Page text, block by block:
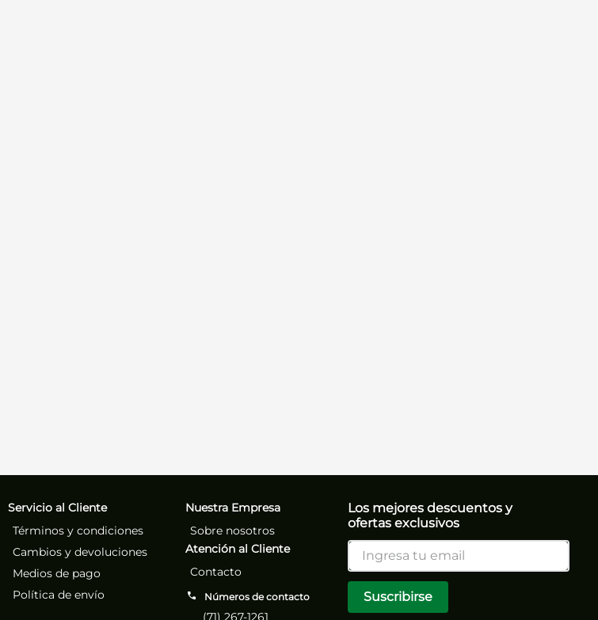
Servicio al Cliente
Términos y condiciones
Cambios y devoluciones
Medios de pago
Política de envío
Nuestra Empresa
Sobre nosotros
Atención al Cliente
Contacto
Números de contacto
(71) 267-1261
Los mejores descuentos y
ofertas exclusivos
Suscribirse